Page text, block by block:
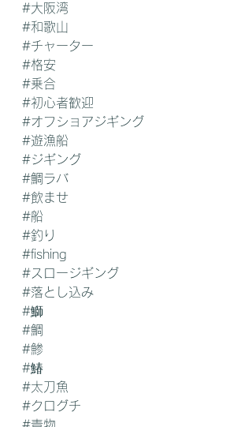
#大阪湾
#和歌山
#チャーター
#格安
#乗合
#初心者歓迎
#オフショアジギング
#遊漁船
#ジギング
#鯛ラバ
#飲ませ
#船
#釣り
#fishing
#スロージギング
#落とし込み
#鰤
#鯛
#鯵
#鰆
#太刀魚
#クログチ